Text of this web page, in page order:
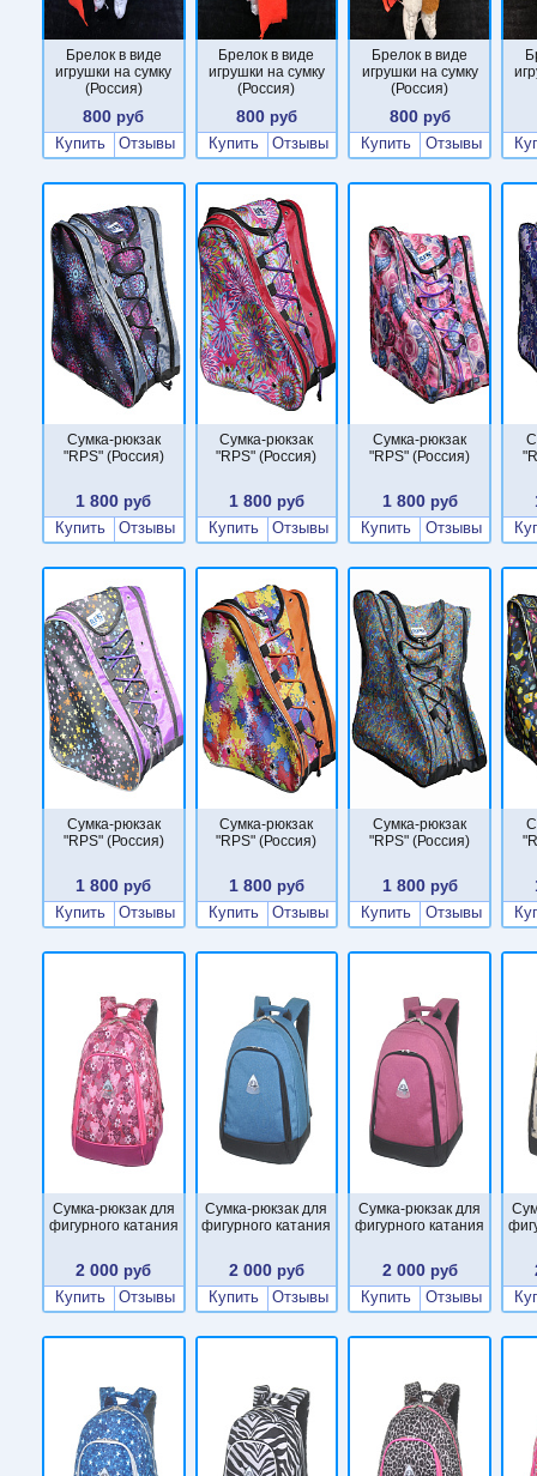
Брелок в виде
игрушки на сумку
(Россия)
800 руб
Купить
Отзывы
Брелок в виде
игрушки на сумку
(Россия)
800 руб
Купить
Отзывы
Брелок в виде
игрушки на сумку
(Россия)
800руб
Купить
Отзывы
Сумка-рюкзак
"RPS" (Россия)
1 800 руб
Купить
Отзывы
Сумка-рюкзак
"RPS" (Россия)
1 800 руб
Купить
Отзывы
Сумка-рюкзак
"RPS" (Россия)
1 800руб
Купить
Отзывы
Сумка-рюкзак
"RPS" (Россия)
1 800 руб
Купить
Отзывы
Сумка-рюкзак
"RPS" (Россия)
1 800 руб
Купить
Отзывы
Сумка-рюкзак
"RPS" (Россия)
1 800руб
Купить
Отзывы
Сумка-рюкзак для
фигурного катания
2 000 руб
Купить
Отзывы
Сумка-рюкзак для
фигурного катания
2 000 руб
Купить
Отзывы
Сумка-рюкзак для
фигурного катания
2 000руб
Купить
Отзывы